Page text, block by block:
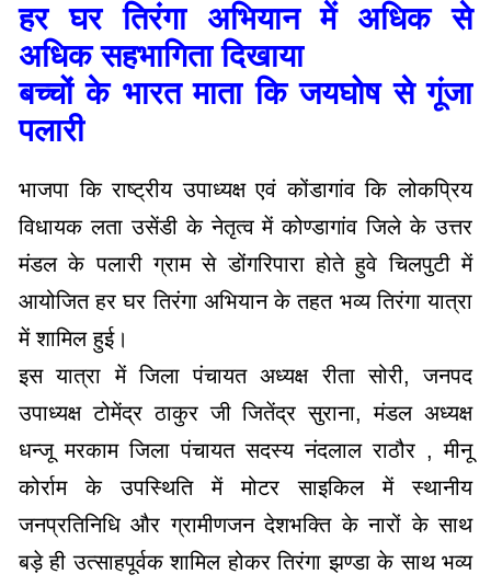
हर घर तिरंगा अभियान में अधिक से
अधिक सहभागिता दिखाया
बच्चों के भारत माता कि जयघोष से गूंजा
पलारी
भाजपा कि राष्ट्रीय उपाध्यक्ष एवं कोंडागांव कि लोकप्रिय
विधायक लता उसेंडी के नेतृत्व में कोण्डागांव जिले के उत्तर
मंडल के पलारी ग्राम से डोंगरिपारा होते हुवे चिलपुटी में
आयोजित हर घर तिरंगा अभियान के तहत भव्य तिरंगा यात्रा
में शामिल हुई।
इस यात्रा में जिला पंचायत अध्यक्ष रीता सोरी, जनपद
उपाध्यक्ष टोमेंद्र ठाकुर जी जितेंद्र सुराना, मंडल अध्यक्ष
धन्जू मरकाम जिला पंचायत सदस्य नंदलाल राठौर , मीनू
कोर्राम के उपस्थिति में मोटर साइकिल में स्थानीय
जनप्रतिनिधि और ग्रामीणजन देशभक्ति के नारों के साथ
बड़े ही उत्साहपूर्वक शामिल होकर तिरंगा झण्डा के साथ भव्य